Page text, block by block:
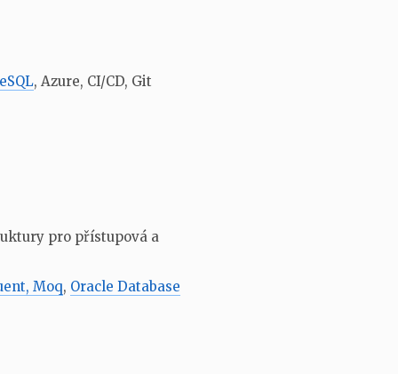
, Azure, CI/CD, Git
pro přístupová a
Moq, Oracle Database